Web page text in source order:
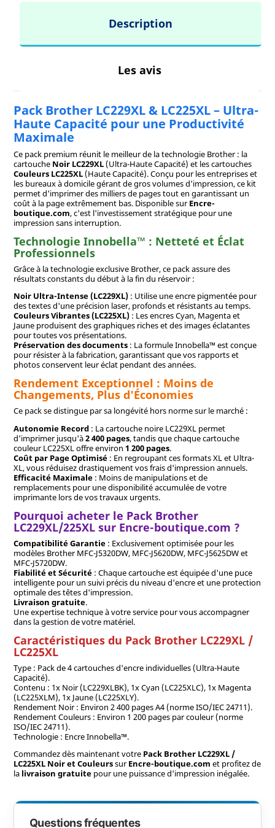
Description
Les avis
Pack Brother LC229XL & LC225XL – Ultra-
Haute Capacité pour une Productivité
Maximale
Ce pack premium réunit le meilleur de la technologie Brother : la
cartouche Noir LC229XL(Ultra-Haute Capacité) et les cartouches
Couleurs LC225XL(Haute Capacité). Conçu pour les entreprises et
les bureaux à domicile gérant de gros volumes d'impression, ce kit
permet d'imprimer des milliers de pages tout en garantissant un
coût à la page extrêmement bas. Disponible surEncre-
boutique.com, c'est l'investissement stratégique pour une
impression sans interruption.
Technologie Innobella™ : Netteté et Éclat
Professionnels
Grâce à la technologie exclusive Brother, ce pack assure des
résultats constants du début à la fin du réservoir :
Noir Ultra-Intense (LC229XL): Utilise une encre pigmentée pour
des textes d'une précision laser, profonds et résistants au temps.
Couleurs Vibrantes (LC225XL): Les encres Cyan, Magenta et
Jaune produisent des graphiques riches et des images éclatantes
pour toutes vos présentations.
Préservation des documents: La formule Innobella™ est conçue
pour résister à la fabrication, garantissant que vos rapports et
photos conservent leur éclat pendant des années.
Rendement Exceptionnel : Moins de
Changements, Plus d'Économies
Ce pack se distingue par sa longévité hors norme sur le marché :
Autonomie Record: La cartouche noire LC229XL permet
d'imprimer jusqu'à2 400 pages, tandis que chaque cartouche
couleur LC225XL offre environ 1 200 pages.
Coût par Page Optimisé: En regroupant ces formats XL et Ultra-
XL, vous réduisez drastiquement vos frais d'impression annuels.
Efficacité Maximale: Moins de manipulations et de
remplacements pour une disponibilité accumulée de votre
imprimante lors de vos travaux urgents.
Pourquoi acheter le Pack Brother
LC229XL/225XL sur Encre-boutique.com ?
Compatibilité Garantie: Exclusivement optimisée pour les
modèles Brother MFC-J5320DW, MFC-J5620DW, MFC-J5625DW et
MFC-J5720DW.
Fiabilité et Sécurité: Chaque cartouche est équipée d'une puce
intelligente pour un suivi précis du niveau d'encre et une protection
optimale des têtes d'impression.
Livraison gratuite.
Une expertise technique à votre service pour vous accompagner
dans la gestion de votre matériel.
Caractéristiques du Pack Brother LC229XL /
LC225XL
Type : Pack de 4 cartouches d'encre individuelles (Ultra-Haute
Capacité).
Contenu : 1x Noir (LC229XLBK), 1x Cyan (LC225XLC), 1x Magenta
(LC225XLM), 1x Jaune (LC225XLY).
Rendement Noir : Environ 2 400 pages A4 (norme ISO/IEC 24711).
Rendement Couleurs : Environ 1 200 pages par couleur (norme
ISO/IEC 24711).
Technologie : Encre Innobella™.
Commandez dès maintenant votre Pack Brother LC229XL /
LC225XL Noir et CouleurssurEncre-boutique.com et profitez de
la livraison gratuitepour une puissance d'impression inégalée.
Questions fréquentes